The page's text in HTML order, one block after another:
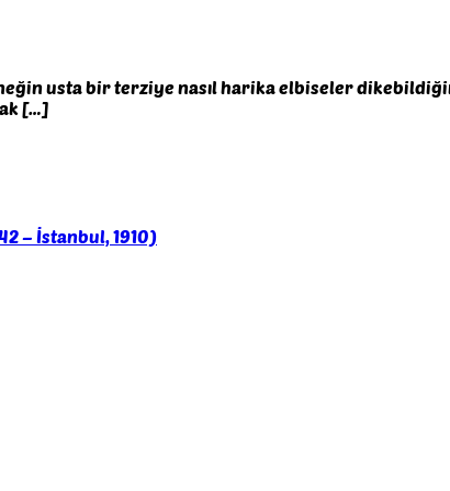
usta bir terziye nasıl harika elbiseler
[…]
– İstanbul, 1910)